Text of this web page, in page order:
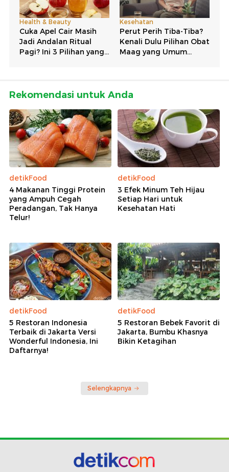
Rekomendasi untuk Anda
detikFood
4 Makanan Tinggi Protein
yang Ampuh Cegah
Peradangan, Tak Hanya
Telur!
detikFood
3 Efek Minum Teh Hijau
Setiap Hari untuk
Kesehatan Hati
detikFood
5 Restoran Indonesia
Terbaik di Jakarta Versi
Wonderful Indonesia, Ini
Daftarnya!
detikFood
5 Restoran Bebek Favorit di
Jakarta, Bumbu Khasnya
Bikin Ketagihan
Selengkapnya